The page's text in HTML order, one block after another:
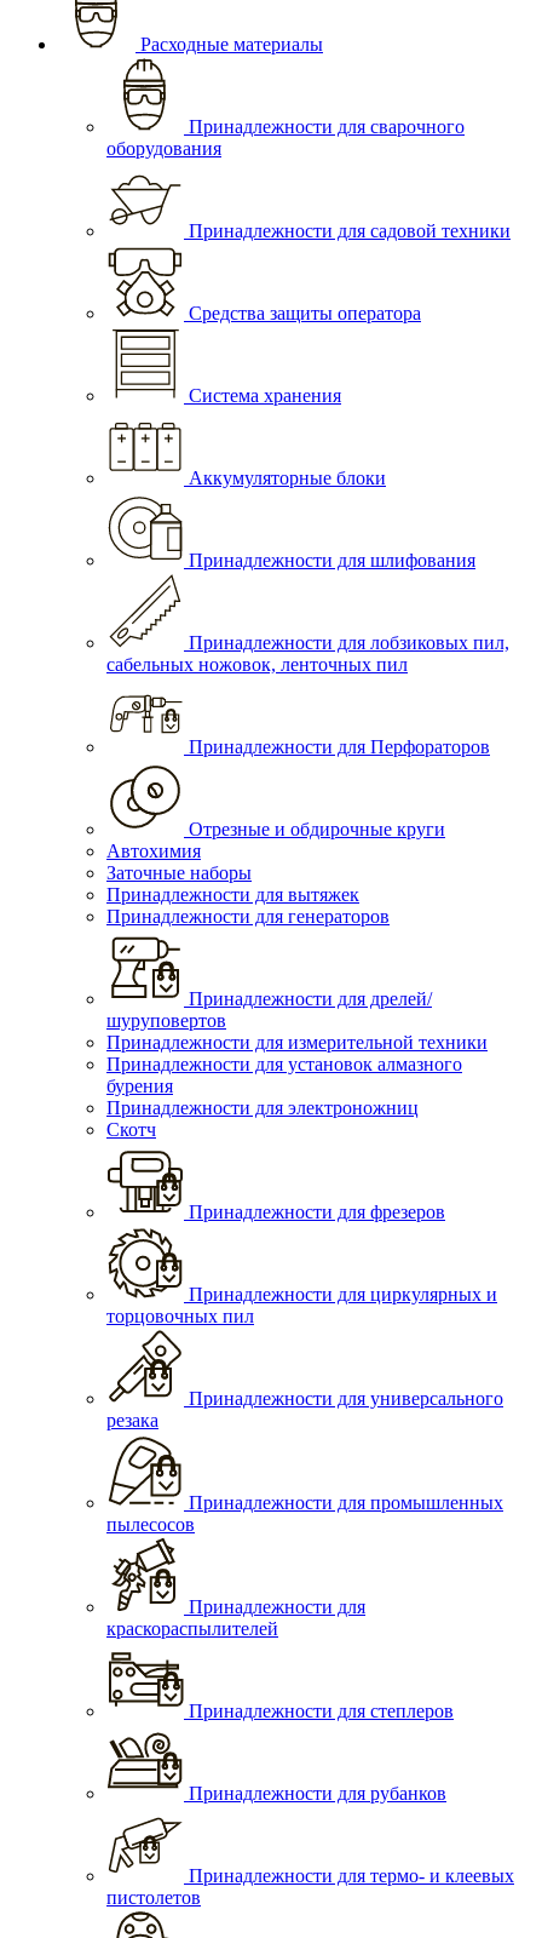
Расходные материалы
Принадлежности для сварочного
оборудования
Принадлежности для садовой техники
Средства защиты оператора
Система хранения
Аккумуляторные блоки
Принадлежности для шлифования
Принадлежности для лобзиковых пил,
сабельных ножовок, ленточных пил
Принадлежности для Перфораторов
Отрезные и обдирочные круги
Автохимия
Заточные наборы
Принадлежности для вытяжек
Принадлежности для генераторов
Принадлежности для дрелей/
шуруповертов
Принадлежности для измерительной техники
Принадлежности для установок алмазного
бурения
Принадлежности для электроножниц
Скотч
Принадлежности для фрезеров
Принадлежности для циркулярных и
торцовочных пил
Принадлежности для универсального
резака
Принадлежности для промышленных
пылесосов
Принадлежности для
краскораспылителей
Принадлежности для степлеров
Принадлежности для рубанков
Принадлежности для термо- и клеевых
пистолетов